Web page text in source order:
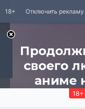
Отключить рекламу
18+
18+